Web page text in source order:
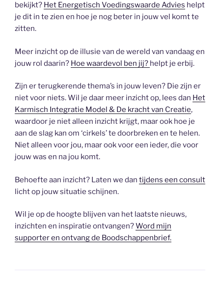
bekijkt? Het Energetisch Voedingswaarde Advies helpt
je dit in te zien en hoe je nog beter in jouw vel komt te
zitten.
Meer inzicht op de illusie van de wereld van vandaag en
jouw rol daarin? Hoe waardevol ben jij? helpt je erbij.
Zijn er terugkerende thema’s in jouw leven? Die zijn er
niet voor niets. Wil je daar meer inzicht op, lees dan Het
Karmisch Integratie Model & De kracht van Creatie,
waardoor je niet alleen inzicht krijgt, maar ook hoe je
aan de slag kan om ‘cirkels’ te doorbreken en te helen.
Niet alleen voor jou, maar ook voor een ieder, die voor
jouw was en na jou komt.
Behoefte aan inzicht? Laten we dan tijdens een consult
licht op jouw situatie schijnen.
Wil je op de hoogte blijven van het laatste nieuws,
inzichten en inspiratie ontvangen?Word mijn
supporter en ontvang de Boodschappenbrief.